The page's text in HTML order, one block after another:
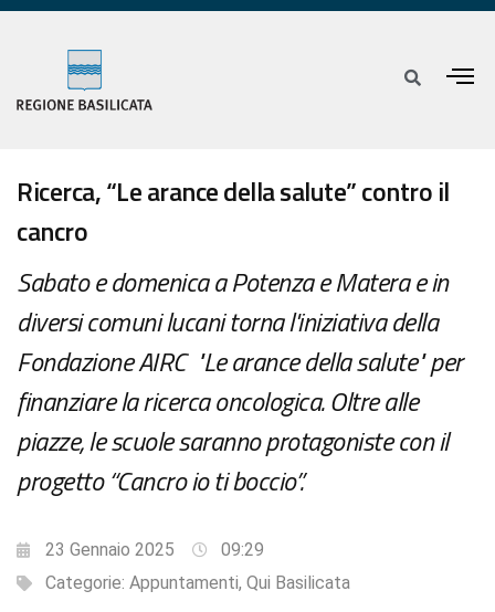
Ricerca, “Le arance della salute” contro il
cancro
Sabato e domenica a Potenza e Matera e in
diversi comuni lucani torna l'iniziativa della
Fondazione AIRC "Le arance della salute" per
finanziare la ricerca oncologica. Oltre alle
piazze, le scuole saranno protagoniste con il
progetto “Cancro io ti boccio”.
23 Gennaio 2025
09:29
Categorie: Appuntamenti, Qui Basilicata